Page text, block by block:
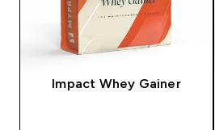
Impact Whey Gainer